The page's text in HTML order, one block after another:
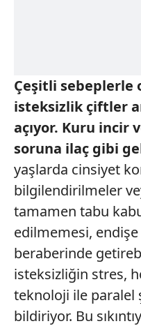
Çeşitli sebeplerle
isteksizlik çiftler
açıyor. Kuru incir
soruna ilaç gibi
yaşlarda cinsiyet
bilgilendirilmeler
tamamen tabu
edilmemesi, endişe
beraberinde
isteksizliğin stres,
teknoloji ile paralel
bildiriyor. Bu